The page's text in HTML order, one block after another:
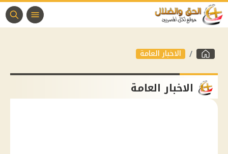
الاخبار العامة
الاخبار العامة